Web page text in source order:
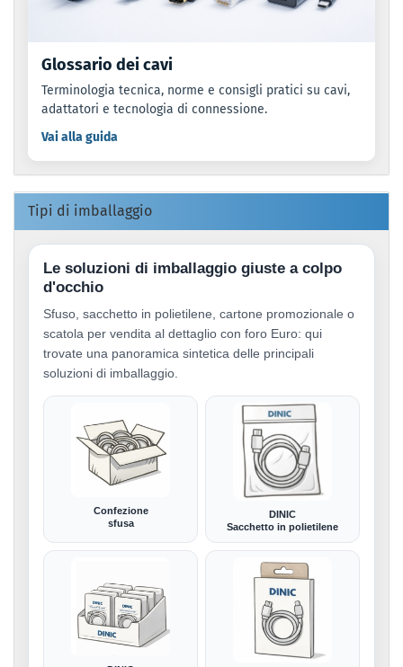
Glossario dei cavi
Terminologia tecnica, norme e consigli pratici su cavi,
adattatori e tecnologia di connessione.
Vai alla guida
Tipi di imballaggio
Le soluzioni di imballaggio giuste a colpo
d'occhio
Sfuso, sacchetto in polietilene, cartone promozionale o
scatola per vendita al dettaglio con foro Euro: qui
trovate una panoramica sintetica delle principali
soluzioni di imballaggio.
Confezione
sfusa
DINIC
Sacchetto in polietilene